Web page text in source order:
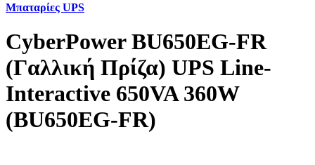
Μπαταρίες UPS
CyberPower BU650EG-FR
(Γαλλική Πρίζα) UPS Line-
Interactive 650VA 360W
(BU650EG-FR)